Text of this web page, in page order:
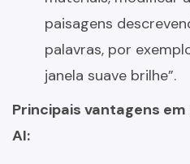
paisagens
palavras, por
janela suave brilhe”.
Principais vantagens
AI: